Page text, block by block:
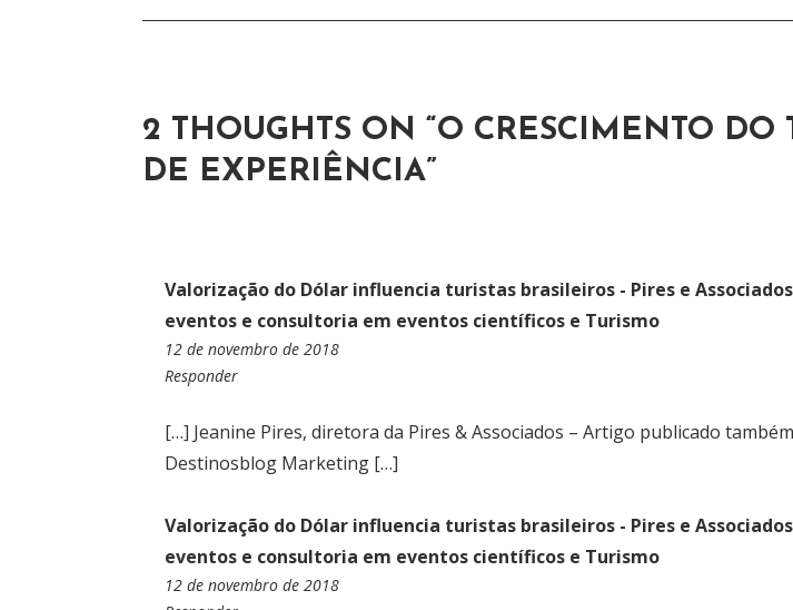
A
Ç
D
O
2 THOUGHTS ON “O CRESCIMENTO DO
DE EXPERIÊNCIA”
Valorização do Dólar influencia turistas brasileiros - Pires e
eventos e consultoria em eventos científicos e Turismo
12 de novembro de 2018
3
2
Responder
[…] Jeanine Pires, diretora da Pires & Associados – Artigo publicado
Destinosblog Marketing […]
Valorização do Dólar influencia turistas brasileiros - Pires e
eventos e consultoria em eventos científicos e Turismo
12 de novembro de 2018